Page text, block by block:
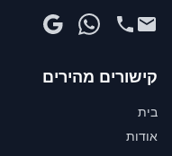
קישורים מהירים
בית
אודות